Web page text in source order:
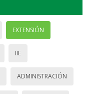
EXTENSIÓN
IIE
ADMINISTRACIÓN